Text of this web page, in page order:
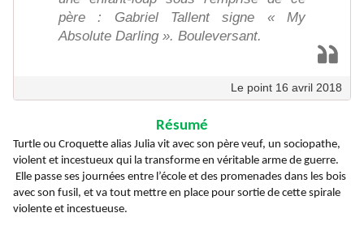
père : Gabriel Tallent signe « My
Absolute Darling ». Bouleversant.
Le point 16 avril 2018
Résumé
Turtle ou Croquette alias Julia vit avec son père veuf, un sociopathe,
violent et incestueux qui la transforme en véritable arme de guerre.
Elle passe ses journées entre l’école et des promenades dans les bois
avec son fusil, et va tout mettre en place pour sortie de cette spirale
violente et incestueuse.